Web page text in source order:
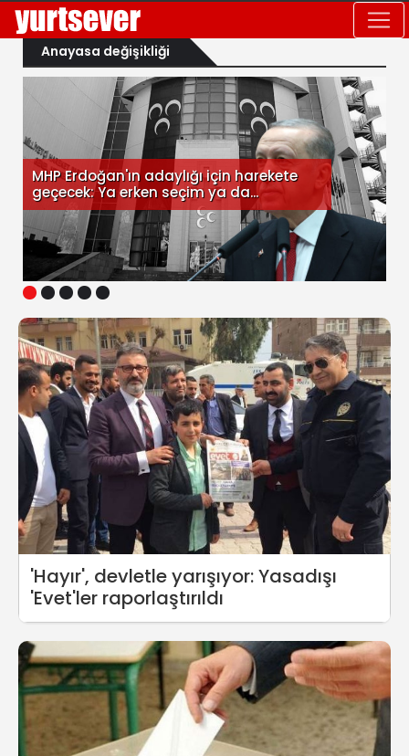
Anayasa değişikliği
1 2 3 4 5
MHP Erdoğan'ın adaylığı için harekete
geçecek: Ya erken seçim ya da...
'Hayır', devletle yarışıyor: Yasadışı
'Evet'ler raporlaştırıldı